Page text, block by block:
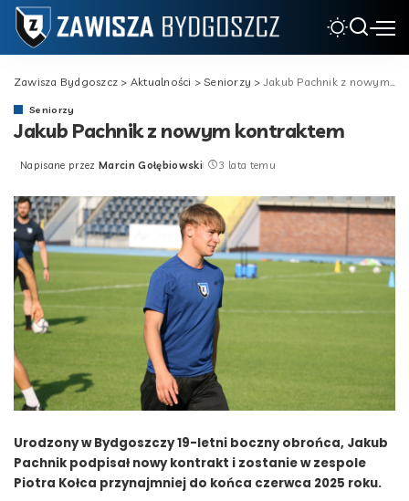
Zawisza Bydgoszcz > Aktualności >Seniorzy >Jakub Pachnik z nowym kontraktem
Seniorzy
Jakub Pachnik z nowym kontraktem
Posted
Napisane przez Marcin Gołębiowski 3 lata temu
Urodzony w Bydgoszczy 19-letni boczny obrońca, Jakub
Pachnik podpisał nowy kontrakt i zostanie w zespole
Piotra Kołca przynajmniej do końca czerwca 2025 roku.